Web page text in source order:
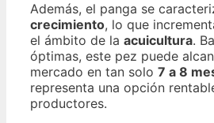
Además, el panga se
crecimiento, lo que
el ámbito de la acuicultura.
óptimas, este pez puede
mercado en tan solo 7 a 8
representa una opción
productores.